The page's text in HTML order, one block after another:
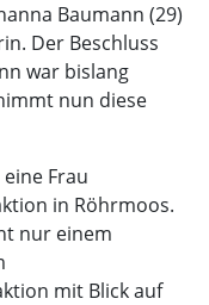
Baumann (29)
Der Beschluss
war bislang
nun diese
Frau
in Röhrmoos.
nur einem
mit Blick auf